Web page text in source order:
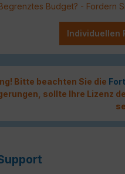
Budget? - Fordern
Individuellen
Bitte beachten Sie die
sollte Ihre Lizenz